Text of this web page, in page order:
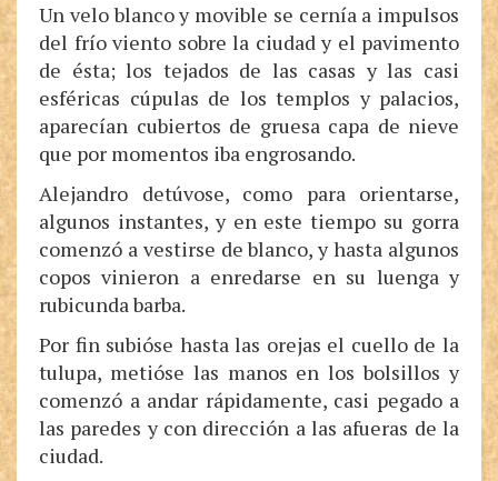
Un velo blanco y movible se cernía a impulsos
del frío viento sobre la ciudad y el pavimento
de ésta; los tejados de las casas y las casi
esféricas cúpulas de los templos y palacios,
aparecían cubiertos de gruesa capa de nieve
que por momentos iba engrosando.
Alejandro detúvose, como para orientarse,
algunos instantes, y en este tiempo su gorra
comenzó a vestirse de blanco, y hasta algunos
copos vinieron a enredarse en su luenga y
rubicunda barba.
Por fin subióse hasta las orejas el cuello de la
tulupa, metióse las manos en los bolsillos y
comenzó a andar rápidamente, casi pegado a
las paredes y con dirección a las afueras de la
ciudad.